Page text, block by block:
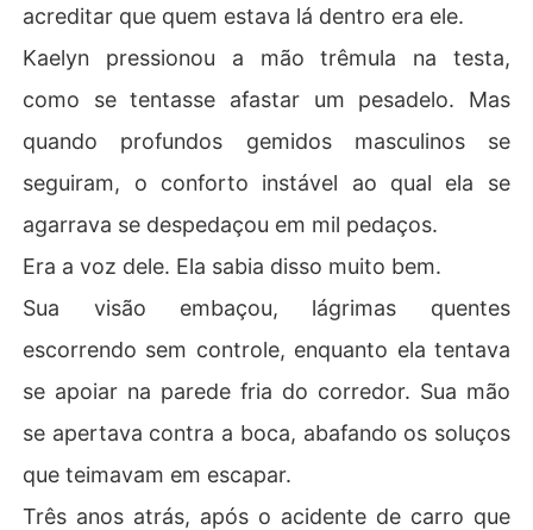
acreditar que quem estava lá dentro era ele.
Kaelyn pressionou a mão trêmula na testa,
como se tentasse afastar um pesadelo. Mas
quando profundos gemidos masculinos se
seguiram, o conforto instável ao qual ela se
agarrava se despedaçou em mil pedaços.
Era a voz dele. Ela sabia disso muito bem.
Sua visão embaçou, lágrimas quentes
escorrendo sem controle, enquanto ela tentava
se apoiar na parede fria do corredor. Sua mão
se apertava contra a boca, abafando os soluços
que teimavam em escapar.
Três anos atrás, após o acidente de carro que